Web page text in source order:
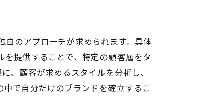
のアプローチが求められます。具体
提供することで、特定の顧客層をタ
、顧客が求めるスタイルを分析し、
で自分だけのブランドを確立するこ